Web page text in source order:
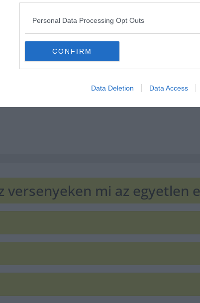
Personal Data Processing Opt Outs
CONFIRM
Data Deletion Data Access
versenyeken mi az egyetlen